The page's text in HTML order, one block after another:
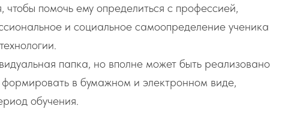
чтобы помочь ему определиться с профессией,
и социальное самоопределение ученика
папка, но вполне может быть реализовано
формировать в бумажном и электронном виде,
обучения.